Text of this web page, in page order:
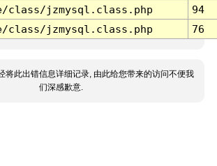
class/jzmysql.class.php
94
class/jzmysql.class.php 76
将此出错信息详细记录, 由此给您带来的访问不便我
们深感歉意.